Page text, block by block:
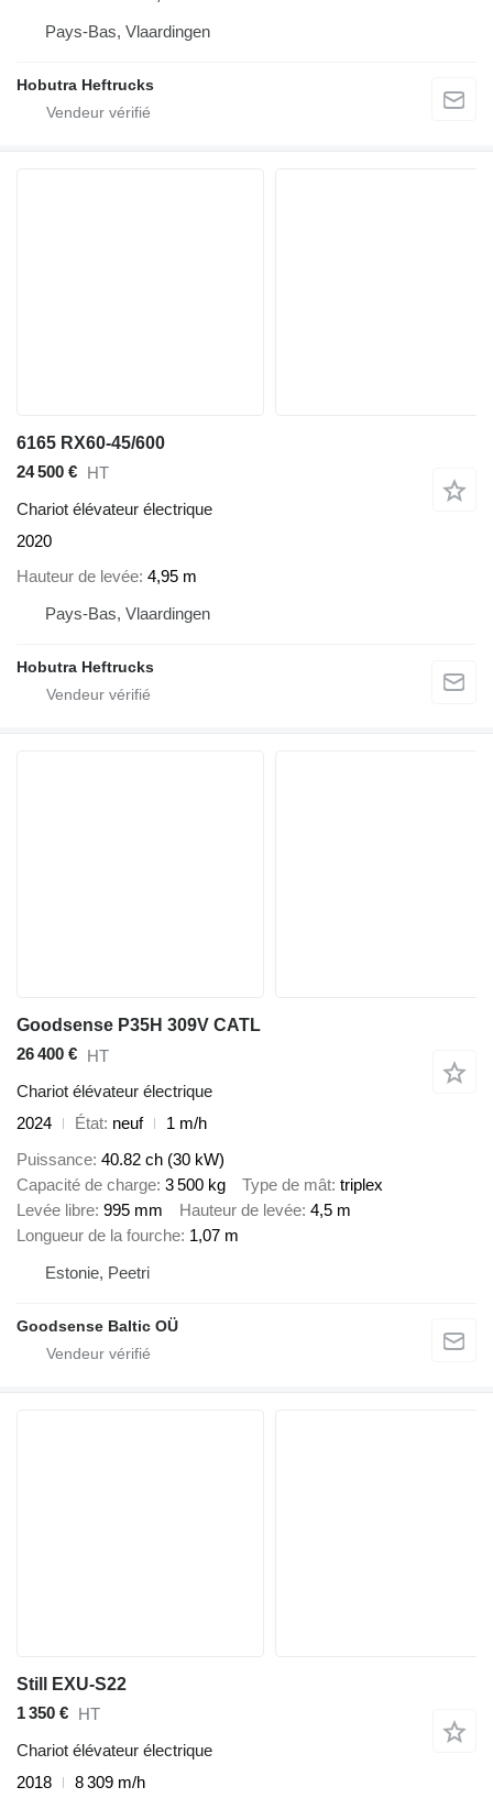
Pays-Bas, Vlaardingen
Hobutra Heftrucks
6165 RX60-45/600
24 500 € HT
Chariot élévateur électrique
2020
Hauteur de levée 4,95 m
Pays-Bas, Vlaardingen
Hobutra Heftrucks
Goodsense P35H 309V CATL
26 400 € HT
Chariot élévateur électrique
2024
État neuf
1 m/h
Puissance 40.82 ch (30 kW)
Capacité de charge 3 500 kg Type de mât triplex
Levée libre 995 mm Hauteur de levée 4,5 m
Longueur de la fourche 1,07 m
Estonie, Peetri
Goodsense Baltic OÜ
Still EXU-S22
1 350 € HT
Chariot élévateur électrique
2018
8 309 m/h